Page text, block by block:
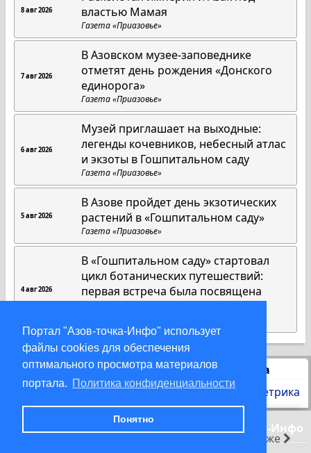
Портал "Азов-точка-Инфо" использует
файлы cookies для обеспечения
оптимального просмотра материалов
портала. Политика конфиденциальности
Понятно
позже
8 авг 2026
властью Мамая
Газета «Приазовье»
7 авг 2026
В Азовском музее-заповеднике
отметят день рождения «Донского
единорога»
Газета «Приазовье»
6 авг 2026
Музей приглашает на выходные:
легенды кочевников, небесный атлас
и экзоты в Гошпитальном саду
Газета «Приазовье»
5 авг 2026
В Азове пройдет день экзотических
растений в «Гошпитальном саду»
Газета «Приазовье»
4 авг 2026
В «Гошпитальном саду» стартовал
цикл ботанических путешествий:
первая встреча была посвящена
Статистика
© 2000-2026 Азов-точка-Инфо